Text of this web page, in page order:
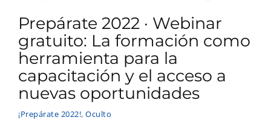
Prepárate 2022 · Webinar
gratuito: La formación como
herramienta para la
capacitación y el acceso a
nuevas oportunidades
¡Prepárate 2022!, Oculto